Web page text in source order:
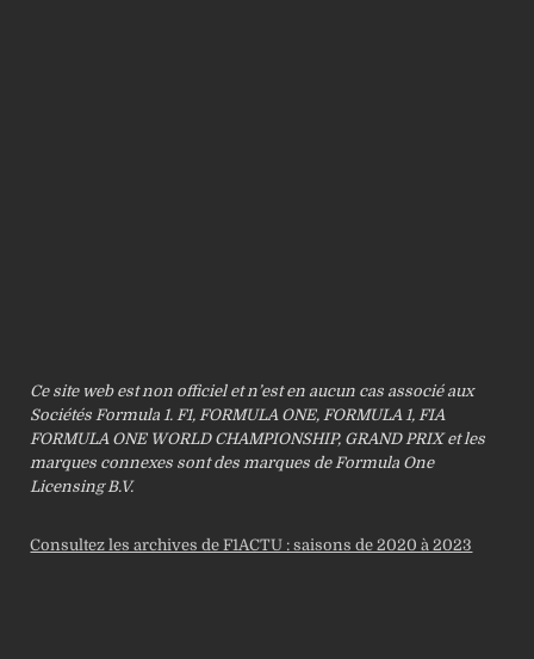
Ce site web est non officiel et n’est en aucun cas associé aux
Sociétés Formula 1. F1, FORMULA ONE, FORMULA 1, FIA
FORMULA ONE WORLD CHAMPIONSHIP, GRAND PRIX et les
marques connexes sont des marques de Formula One
Licensing B.V.
Consultez les archives de F1ACTU : saisons de 2020 à 2023